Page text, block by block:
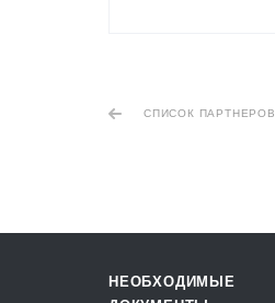
СПИСОК ПАРТНЕРОВ
НЕОБХОДИМЫЕ